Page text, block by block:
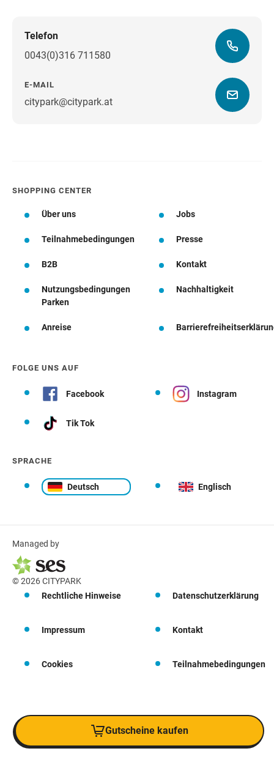
Telefon
0043(0)316 711580
E-MAIL
citypark@citypark.atWegbeschreibung
SHOPPING CENTER
Über uns Jobs
Teilnahmebedingungen Presse
B2B Kontakt
Nutzungsbedingungen
Parken
Nachhaltigkeit
Anreise
FOLGE UNS AUF
Facebook Instagram
Tik Tok
SPRACHE
Deutsch Englisch
Managed by
© 2026 CITYPARK
Rechtliche Hinweise
Datenschutzerklärung
Impressum Kontakt
Cookies Teilnahmebedingungen
Gutscheine kaufen